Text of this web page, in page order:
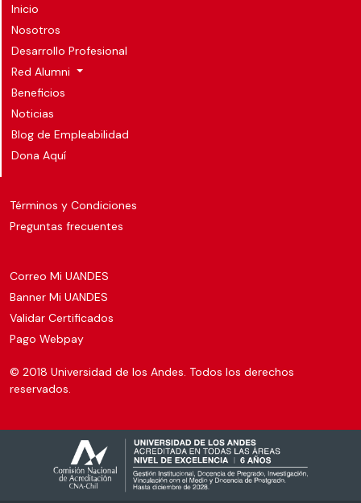
Inicio
Nosotros
Desarrollo Profesional
Red Alumni
Beneficios
Noticias
Blog de Empleabilidad
Dona Aquí
Términos y Condiciones
Preguntas frecuentes
Correo Mi UANDES
Banner Mi UANDES
Validar Certificados
Pago Webpay
© 2018 Universidad de los Andes. Todos los derechos
reservados.